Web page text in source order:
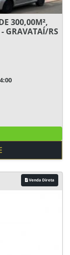
300,00M²,
GRAVATAÍ/RS
Venda Direta